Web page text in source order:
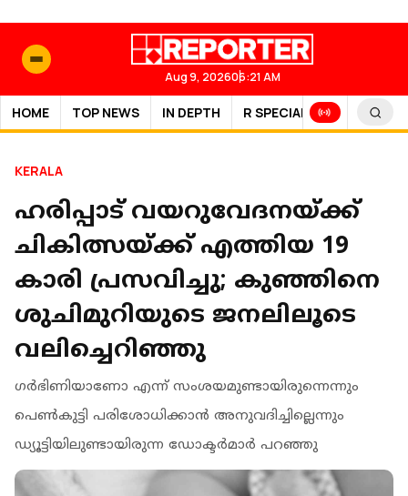
Aug 9, 202606:21 AM
HOME TOP NEWS IN DEPTH R SPECIAL SPORTS
KERALA
ഹരിപ്പാട് വയറുവേദനയ്ക്ക്
ചികിത്സയ്ക്ക് എത്തിയ 19
കാരി പ്രസവിച്ചു; കുഞ്ഞിനെ
ശുചിമുറിയുടെ ജനലിലൂടെ
വലിച്ചെറിഞ്ഞു
ഗര്‍ഭിണിയാണോ എന്ന് സംശയമുണ്ടായിരുന്നെന്നും
പെണ്‍കുട്ടി പരിശോധിക്കാന്‍ അനുവദിച്ചില്ലെന്നും
ഡ്യൂട്ടിയിലുണ്ടായിരുന്ന ഡോക്ടർമാർ പറഞ്ഞു